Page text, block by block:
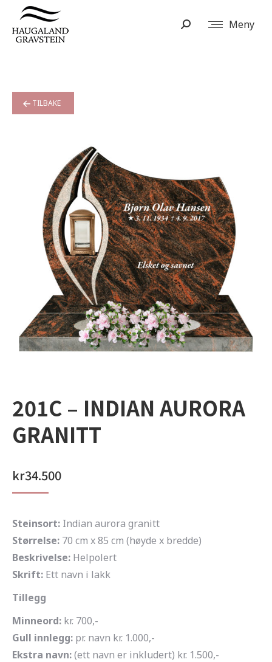
Meny
Search:
TILBAKE
201C – INDIAN AURORA
GRANITT
kr34.500
Steinsort: Indian aurora granitt
Størrelse: 70 cm x 85 cm (høyde x bredde)
Beskrivelse: Helpolert
Skrift: Ett navn i lakk
Tillegg
Minneord: kr. 700,-
Gull innlegg: pr. navn kr. 1.000,-
Ekstra navn:(ett navn er inkludert) kr. 1.500,-